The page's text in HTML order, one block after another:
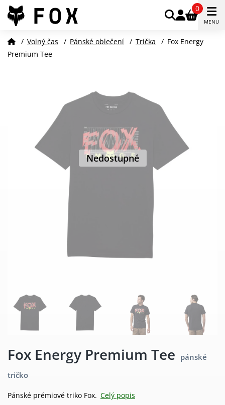
0
MENU
/ Volný čas / Pánské oblečení / Trička / Fox Energy
Premium Tee
Nedostupné
Fox Energy Premium Tee pánské
tričko
Pánské prémiové triko Fox. Celý popis